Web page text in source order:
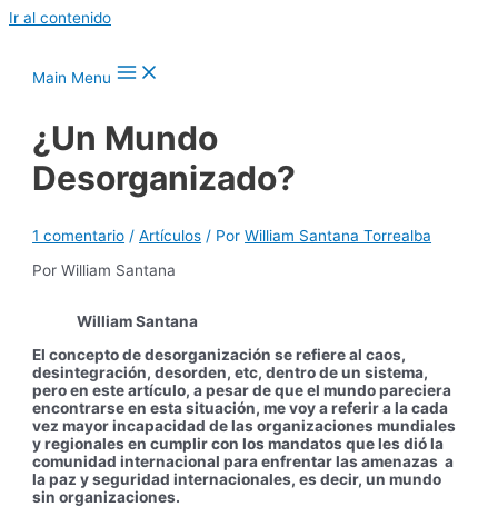
Ir al contenido
Main Menu
¿Un Mundo
Desorganizado?
1 comentario /Artículos / PorWilliam Santana Torrealba
Por William Santana
William Santana
El concepto de desorganización se refiere al caos,
desintegración, desorden, etc, dentro de un sistema,
pero en este artículo, a pesar de que el mundo pareciera
encontrarse en esta situación, me voy a referir a la cada
vez mayor incapacidad de las organizaciones mundiales
y regionales en cumplir con los mandatos que les dió la
comunidad internacional para enfrentar las amenazas a
la paz y seguridad internacionales, es decir, un mundo
sin organizaciones.